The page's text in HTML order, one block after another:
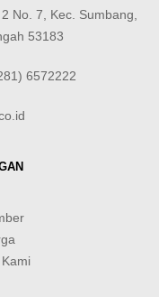
No. 7, Kec. Sumbang,
53183
6572222